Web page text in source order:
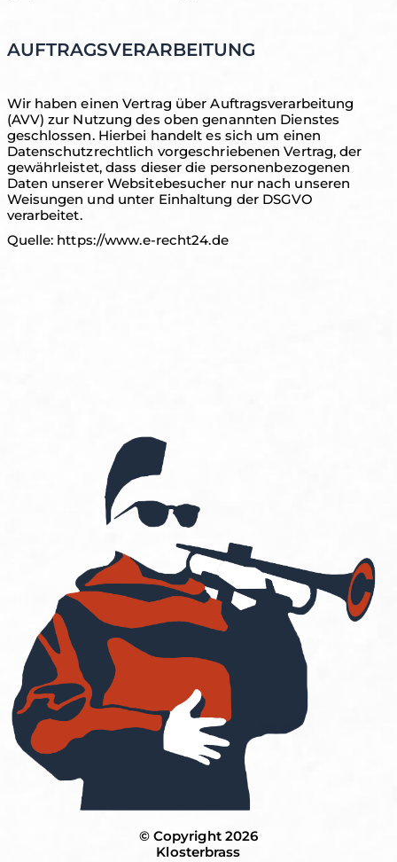
AUFTRAGSVERARBEITUNG
Wir haben einen Vertrag über Auftragsverarbeitung
(AVV) zur Nutzung des oben genannten Dienstes
geschlossen. Hierbei handelt es sich um einen
Datenschutzrechtlich vorgeschriebenen Vertrag, der
gewährleistet, dass dieser die personenbezogenen
Daten unserer Websitebesucher nur nach unseren
Weisungen und unter Einhaltung der DSGVO
verarbeitet.
Quelle: https://www.e-recht24.de
© Copyright 2026
Klosterbrass